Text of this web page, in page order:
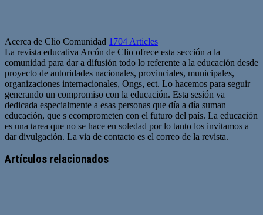
Acerca de Clio Comunidad 1704 Articles
La revista educativa Arcón de Clio ofrece esta sección a la
comunidad para dar a difusión todo lo referente a la educación desde
proyecto de autoridades nacionales, provinciales, municipales,
organizaciones internacionales, Ongs, ect. Lo hacemos para seguir
generando un compromiso con la educación. Esta sesión va
dedicada especialmente a esas personas que día a día suman
educación, que s ecomprometen con el futuro del país. La educación
es una tarea que no se hace en soledad por lo tanto los invitamos a
dar divulgación. La via de contacto es el correo de la revista.
web
Artículos relacionados